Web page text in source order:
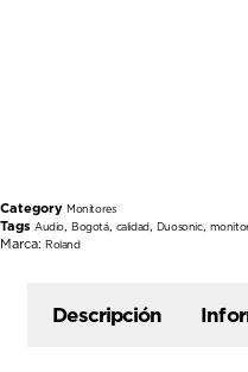
Category Monitores
Tags Audio, Bogotá, calidad, Duosonic,
Marca: Roland
Descripción